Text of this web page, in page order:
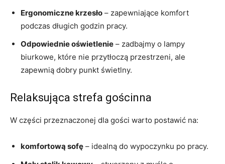
Ergonomiczne krzesło – zapewniające komfort
podczas długich godzin pracy.
Odpowiednie oświetlenie – zadbajmy o lampy
biurkowe, które nie przytłoczą przestrzeni, ale
zapewnią dobry punkt świetlny.
Relaksująca strefa gościnna
W części przeznaczonej dla gości warto postawić na:
komfortową sofę – idealną do wypoczynku po pracy.